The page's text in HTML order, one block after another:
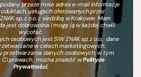
przeze mnie adres e-mail informacje
usługach oferowanych przez
sp. z o.o. z siedzibą w Krakowie. Mam
jest dobrowolna i mogę ją w każdej chwili
wycofać.
osobowych jest SIW ZNAK sp. z o.o., dane
w celach marketingowych.
przetwarzania danych osobowych, w tym
Ci prawach, można znaleźć wPolityce
Prywatności.